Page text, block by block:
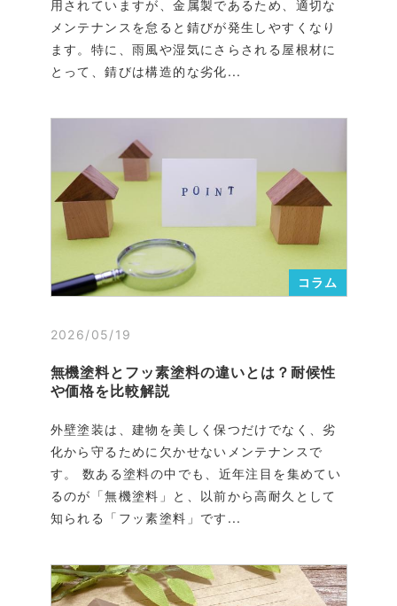
用されていますが、金属製であるため、適切な
メンテナンスを怠ると錆びが発生しやすくなり
ます。特に、雨風や湿気にさらされる屋根材に
とって、錆びは構造的な劣化...
コラム
2026/05/19
無機塗料とフッ素塗料の違いとは？耐候性
や価格を比較解説
外壁塗装は、建物を美しく保つだけでなく、劣
化から守るために欠かせないメンテナンスで
す。 数ある塗料の中でも、近年注目を集めてい
るのが「無機塗料」と、以前から高耐久として
知られる「フッ素塗料」です...